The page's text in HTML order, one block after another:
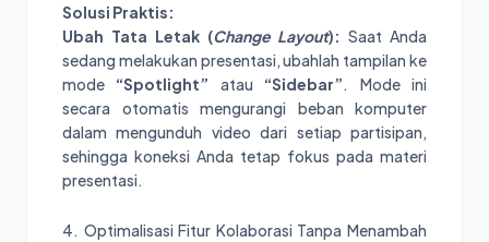
Solusi Praktis:
Ubah Tata Letak (Change Layout): Saat Anda
sedang melakukan presentasi, ubahlah tampilan ke
mode “Spotlight” atau “Sidebar”. Mode ini
secara otomatis mengurangi beban komputer
dalam mengunduh video dari setiap partisipan,
sehingga koneksi Anda tetap fokus pada materi
presentasi.
4. Optimalisasi Fitur Kolaborasi Tanpa Menambah